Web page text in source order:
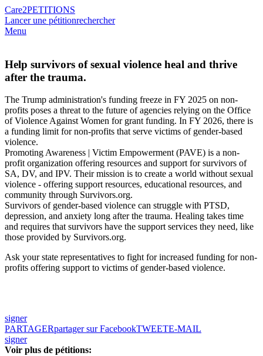
Care2PETITIONS
Lancer une pétitionrechercher
Menu
Help survivors of sexual violence heal and thrive
after the trauma.
The Trump administration's funding freeze in FY 2025 on non-
profits poses a threat to the future of agencies relying on the Office
of Violence Against Women for grant funding. In FY 2026, there is
a funding limit for non-profits that serve victims of gender-based
violence.
Promoting Awareness | Victim Empowerment (PAVE) is a non-
profit organization offering resources and support for survivors of
SA, DV, and IPV. Their mission is to create a world without sexual
violence - offering support resources, educational resources, and
community through Survivors.org.
Survivors of gender-based violence can struggle with PTSD,
depression, and anxiety long after the trauma. Healing takes time
and requires that survivors have the support services they need, like
those provided by Survivors.org.
Ask your state representatives to fight for increased funding for non-
profits offering support to victims of gender-based violence.
signer
PARTAGERpartager sur FacebookTWEETE-MAIL
signer
Voir plus de pétitions: